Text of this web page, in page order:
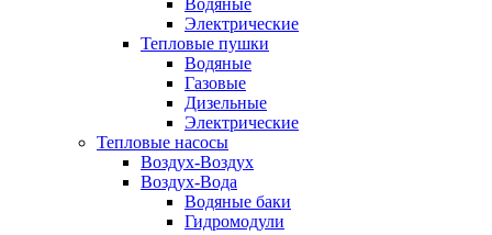
Водяные
Электрические
Тепловые пушки
Водяные
Газовые
Дизельные
Электрические
Тепловые насосы
Воздух-Воздух
Воздух-Вода
Водяные баки
Гидромодули